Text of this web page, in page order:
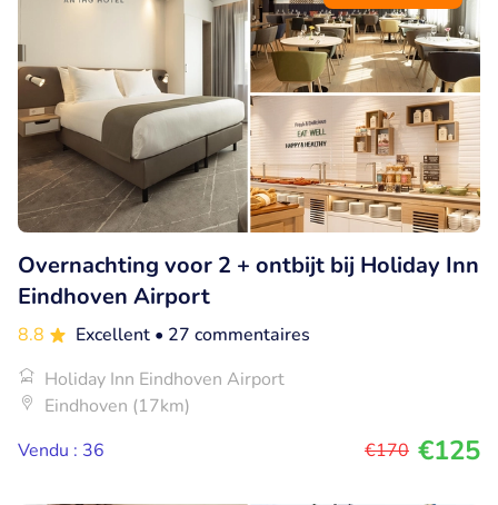
Overnachting voor 2 + ontbijt bij Holiday Inn
Eindhoven Airport
8.8 Excellent • 27 commentaires
Holiday Inn Eindhoven Airport
Eindhoven (17km)
Vendu : 36
€170 €125